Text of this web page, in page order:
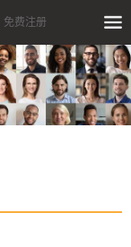
免费注册